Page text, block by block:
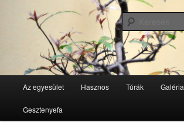
másodlagos
GesztenyeKék
GesztenyeKék Természetbarát Egyesület honlapja
Az egyesület Hasznos Túrák Galéria
Gesztenyefa